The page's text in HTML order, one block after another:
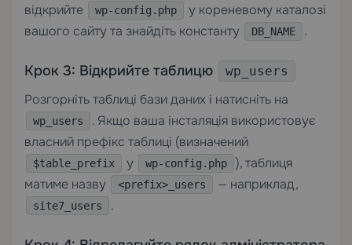
відкрийте
wp-config.php
у кореневому каталозі
вашого сайту та знайдіть константу
DB_NAME .
Крок 3: Відкрийте таблицю wp_users
Розгорніть таблиці бази даних і натисніть на
wp_users
. Якщо ваша інсталяція використовує
власний префікс таблиці (визначений
$table_prefix у wp-config.php
), таблиця
матиме назву
<prefix>_users — наприклад,
site7_users .